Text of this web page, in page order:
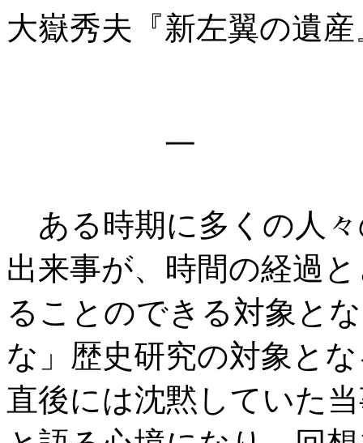
大嶽秀夫『新左翼の遺産
一
ある時期に多くの人
出来事が、時間の経過
ることのできる対象と
な」歴史研究の対象と
直後には沈黙していた